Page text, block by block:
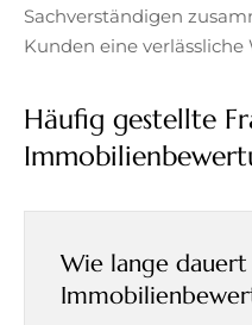
Sachverständigen
Kunden eine
Häufig gestellte
Wie lange